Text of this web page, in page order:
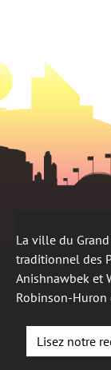
La ville du
traditionnel des
Anishnawbek et
Robinson-Huron
Lisez notre